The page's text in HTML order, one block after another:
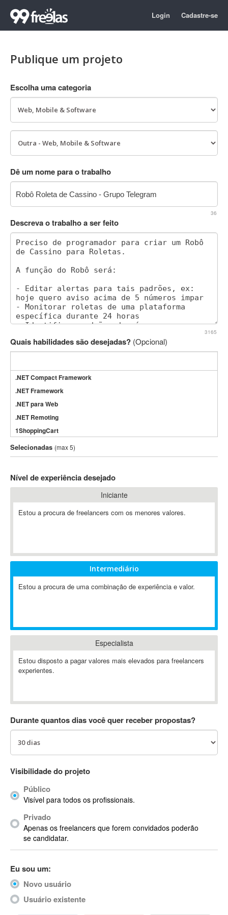
Login Cadastre-se
Publique um projeto
Escolha uma categoria
Dê um nome para o trabalho
36
Descreva o trabalho a ser feito
3165
Quais habilidades são desejadas? (Opcional)
.NET Compact Framework
.NET Framework
.NET para Web
.NET Remoting
1ShoppingCart
3DS Max
3GSM
802.11
A-GPS
ABAP
Abaqus
ABBYY FineReader
Ableton
Ableton Push
Abstract
AC3
ACID Pro
ACPI
Acrobat
Acrobat X
Acronis
ACT
Actimize
ActionScript
ActionScript 3
Selecionadas (max 5)
Nível de experiência desejado
Iniciante
Estou a procura de freelancers com os menores valores.
Intermediário
Estou a procura de uma combinação de experiência e valor.
Especialista
Estou disposto a pagar valores mais elevados para freelancers
experientes.
Durante quantos dias você quer receber propostas?
Visibilidade do projeto
Público
Visível para todos os profissionais.
Privado
Apenas os freelancers que forem convidados poderão
se candidatar.
Eu sou um:
Novo usuário
Usuário existente